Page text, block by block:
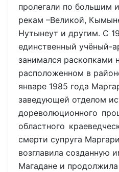
пролегали по большим
рекам –Великой,
Нутынеут и другим. С
единственный учёный-
занимался раскопками
расположенном в
январе 1985 года
заведующей отделом
дореволюционного
областного
смерти супруга
возглавила созданную
Магадане и продолжила